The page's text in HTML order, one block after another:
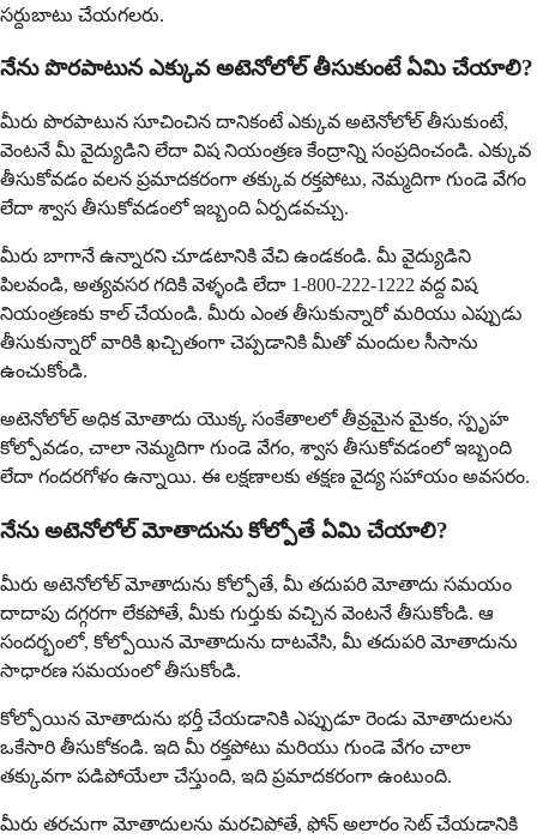
సర్దుబాటు చేయగలరు.
నేను పొరపాటున ఎక్కువ అటెనోలోల్ తీసుకుంటే ఏమి చేయాలి?
మీరు పొరపాటున సూచించిన దానికంటే ఎక్కువ అటెనోలోల్ తీసుకుంటే,
వెంటనే మీ వైద్యుడిని లేదా విష నియంత్రణ కేంద్రాన్ని సంప్రదించండి. ఎక్కువ
తీసుకోవడం వలన ప్రమాదకరంగా తక్కువ రక్తపోటు, నెమ్మదిగా గుండె వేగం
లేదా శ్వాస తీసుకోవడంలో ఇబ్బంది ఏర్పడవచ్చు.
మీరు బాగానే ఉన్నారని చూడటానికి వేచి ఉండకండి. మీ వైద్యుడిని
పిలవండి, అత్యవసర గదికి వెళ్ళండి లేదా 1-800-222-1222 వద్ద విష
నియంత్రణకు కాల్ చేయండి. మీరు ఎంత తీసుకున్నారో మరియు ఎప్పుడు
తీసుకున్నారో వారికి ఖచ్చితంగా చెప్పడానికి మీతో మందుల సీసాను
ఉంచుకోండి.
అటెనోలోల్ అధిక మోతాదు యొక్క సంకేతాలలో తీవ్రమైన మైకం, స్పృహ
కోల్పోవడం, చాలా నెమ్మదిగా గుండె వేగం, శ్వాస తీసుకోవడంలో ఇబ్బంది
లేదా గందరగోళం ఉన్నాయి. ఈ లక్షణాలకు తక్షణ వైద్య సహాయం అవసరం.
నేను అటెనోలోల్ మోతాదును కోల్పోతే ఏమి చేయాలి?
మీరు అటెనోలోల్ మోతాదును కోల్పోతే, మీ తదుపరి మోతాదు సమయం
దాదాపు దగ్గరగా లేకపోతే, మీకు గుర్తుకు వచ్చిన వెంటనే తీసుకోండి. ఆ
సందర్భంలో, కోల్పోయిన మోతాదును దాటవేసి, మీ తదుపరి మోతాదును
సాధారణ సమయంలో తీసుకోండి.
కోల్పోయిన మోతాదును భర్తీ చేయడానికి ఎప్పుడూ రెండు మోతాదులను
ఒకేసారి తీసుకోకండి. ఇది మీ రక్తపోటు మరియు గుండె వేగం చాలా
తక్కువగా పడిపోయేలా చేస్తుంది, ఇది ప్రమాదకరంగా ఉంటుంది.
మీరు తరచుగా మోతాదులను మరచిపోతే, ఫోన్ అలారం సెట్ చేయడానికి